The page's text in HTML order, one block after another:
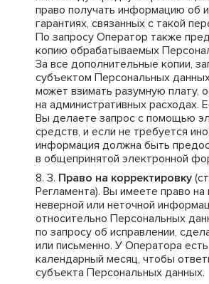
право получать информацию об
гарантиях, связанных с такой
По запросу Оператор также
копию обрабатываемых
За все дополнительные копии,
субъектом Персональных
может взимать разумную плату,
на административных расходах.
Вы делаете запрос с помощью
средств, и если не требуется
информация должна быть
в общепринятой электронной
Право на корректировку
Регламента). Вы имеете право на
неверной или неточной
относительно Персональных
по запросу об исправлении,
или письменно. У Оператора
календарный месяц, чтобы
субъекта Персональных данных.